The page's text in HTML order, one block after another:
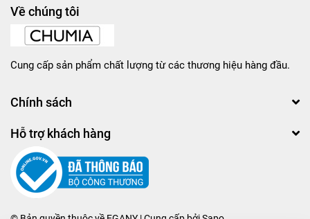
Về chúng tôi
Cung cấp sản phẩm chất lượng từ các thương hiệu hàng đầu.
Chính sách
Hỗ trợ khách hàng